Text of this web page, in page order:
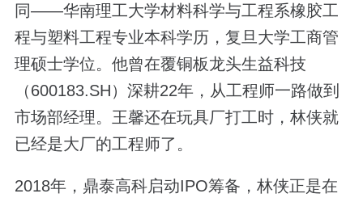
同——华南理工大学材料科学与工程系橡胶工
程与塑料工程专业本科学历，复旦大学工商管
理硕士学位。他曾在覆铜板龙头生益科技
（600183.SH）深耕22年，从工程师一路做到
市场部经理。王馨还在玩具厂打工时，林侠就
已经是大厂的工程师了。
2018年，鼎泰高科启动IPO筹备，林侠正是在